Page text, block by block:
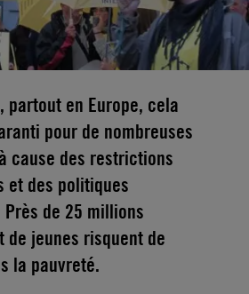
partout en Europe, cela
pour de nombreuses
cause des restrictions
et des politiques
Près de 25 millions
de jeunes risquent de
la pauvreté.